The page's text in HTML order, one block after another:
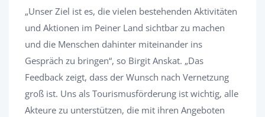
„Unser Ziel ist es, die vielen bestehenden Aktivitäten
und Aktionen im Peiner Land sichtbar zu machen
und die Menschen dahinter miteinander ins
Gespräch zu bringen“, so Birgit Anskat. „Das
Feedback zeigt, dass der Wunsch nach Vernetzung
groß ist. Uns als Tourismusförderung ist wichtig, alle
Akteure zu unterstützen, die mit ihren Angeboten